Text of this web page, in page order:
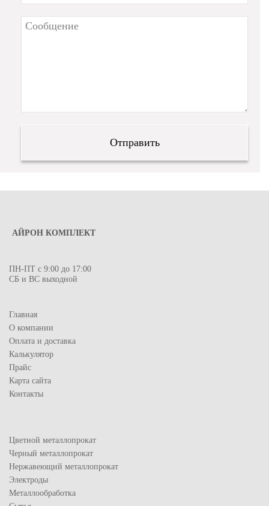
АЙРОН КОМПЛЕКТ
ПН-ПТ с 9:00 до 17:00
СБ и ВС выходной
Главная
О компании
Оплата и доставка
Калькулятор
Прайс
Карта сайта
Контакты
Цветной металлопрокат
Черный металлопрокат
Нержавеющий металлопрокат
Электроды
Металлообработка